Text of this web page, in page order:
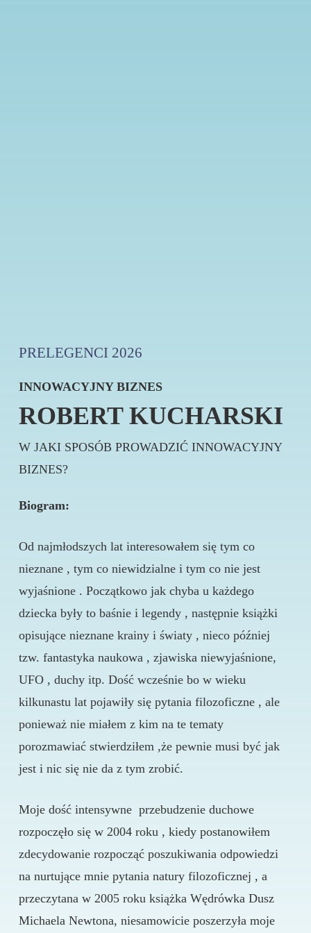
PRELEGENCI 2026
INNOWACYJNY BIZNES
ROBERT KUCHARSKI
W JAKI SPOSÓB PROWADZIĆ INNOWACYJNY
BIZNES?
Biogram:
Od najmłodszych lat interesowałem się tym co
nieznane , tym co niewidzialne i tym co nie jest
wyjaśnione . Początkowo jak chyba u każdego
dziecka były to baśnie i legendy , następnie książki
opisujące nieznane krainy i światy , nieco później
tzw. fantastyka naukowa , zjawiska niewyjaśnione,
UFO , duchy itp. Dość wcześnie bo w wieku
kilkunastu lat pojawiły się pytania filozoficzne , ale
ponieważ nie miałem z kim na te tematy
porozmawiać stwierdziłem ,że pewnie musi być jak
jest i nic się nie da z tym zrobić.
Moje dość intensywne przebudzenie duchowe
rozpoczęło się w 2004 roku , kiedy postanowiłem
zdecydowanie rozpocząć poszukiwania odpowiedzi
na nurtujące mnie pytania natury filozoficznej , a
przeczytana w 2005 roku książka Wędrówka Dusz
Michaela Newtona, niesamowicie poszerzyła moje